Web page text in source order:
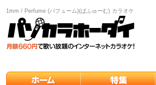
1mm / Perfume (パフューム)(ぱふゅーむ) カラオケ